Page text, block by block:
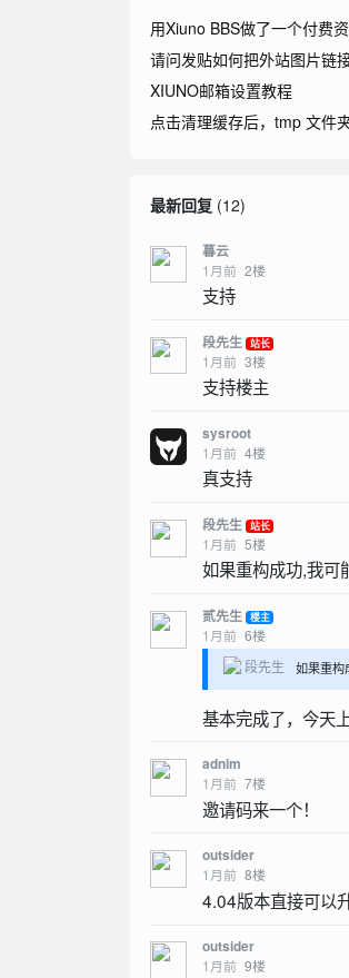
用Xiuno BBS做了一个付费
请问发贴如何把外站图片链
XIUNO邮箱设置教程
点击清理缓存后，tmp 文件
最新回复(12)
暮云
1月前 2楼
支持
段先生 站长
1月前 3楼
支持楼主
sysroot
1月前 4楼
真支持
段先生 站长
1月前 5楼
如果重构成功,我可
贰先生 楼主
1月前 6楼
段先生 如果重构
基本完成了，今天
adnim
1月前 7楼
邀请码来一个！
outsider
1月前 8楼
4.04版本直接可以
outsider
1月前 9楼